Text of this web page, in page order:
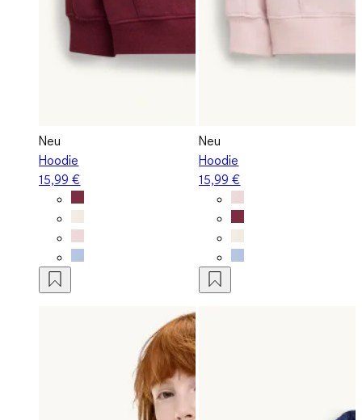
Neu
Hoodie
15,99 €
Neu
Hoodie
15,99 €